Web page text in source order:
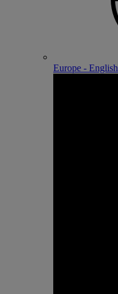
Europe - English